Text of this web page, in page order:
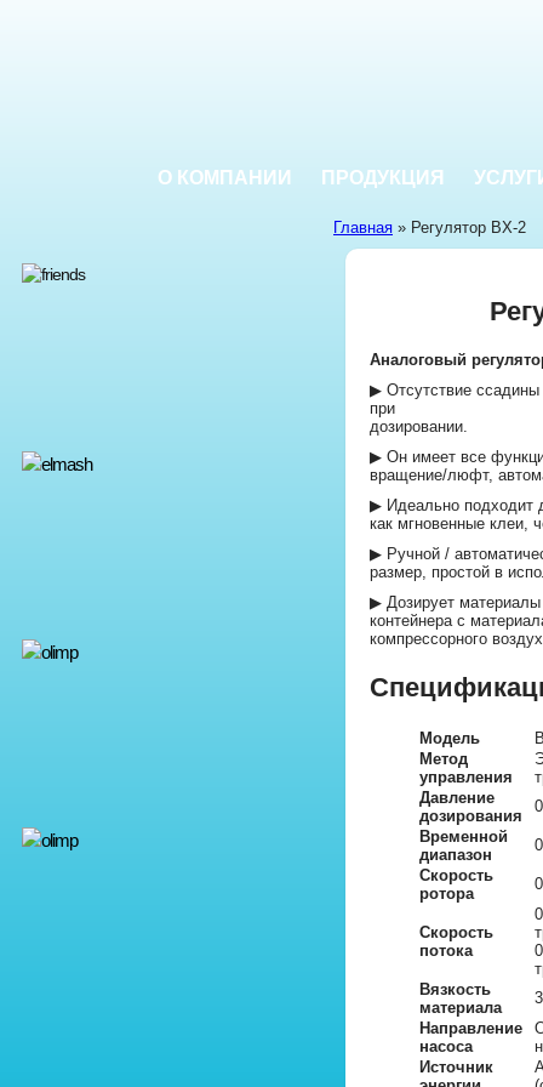
О КОМПАНИИ ПРОДУКЦИЯ
Главная » Регулятор BX-2
Аналоговый
▶ Отсутствие ссадины
при
дозировании.
▶ Он имеет все
вращение/люфт,
▶ Идеально подходит
как мгновенные клеи,
▶ Ручной /
размер, простой в
▶ Дозирует материалы
контейнера с
компрессорного
Модель
Метод
управления
Давление
дозирования
Временной
диапазон
Скорость
ротора
Скорость
потока
Вязкость
материала
Направление
насоса
Источник